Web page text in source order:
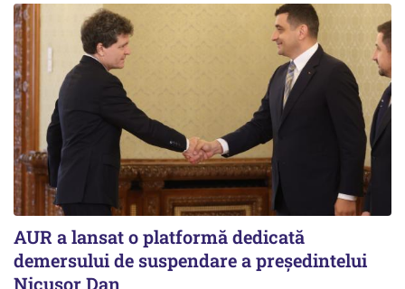
AUR a lansat o platformă dedicată
demersului de suspendare a președintelui
Nicușor Dan